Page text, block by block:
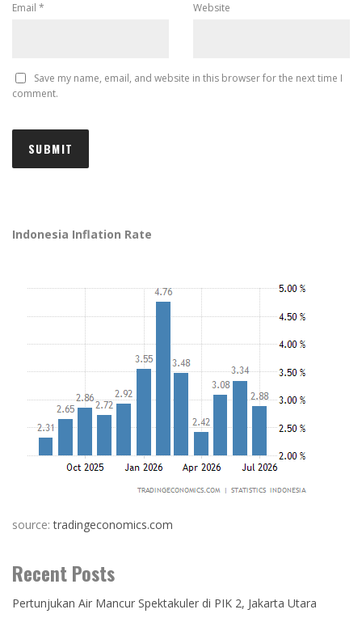
Email * Website
Save my name, email, and website in this browser for the next time I
comment.
Indonesia Inflation Rate
source:tradingeconomics.com
Recent Posts
Pertunjukan Air Mancur Spektakuler di PIK 2, Jakarta Utara